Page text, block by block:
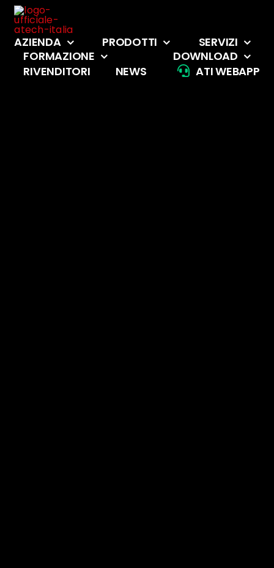
Salta
contenuto
AZIENDA PRODOTTI
SERVIZI
FORMAZIONE
DOWNLOAD
RIVENDITORI
NEWS ATI WEBAPP